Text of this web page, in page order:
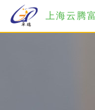
上海云腾